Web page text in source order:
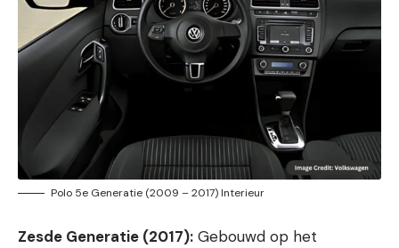
Polo 5e Generatie (2009 – 2017) Interieur
Zesde Generatie (2017): Gebouwd op het